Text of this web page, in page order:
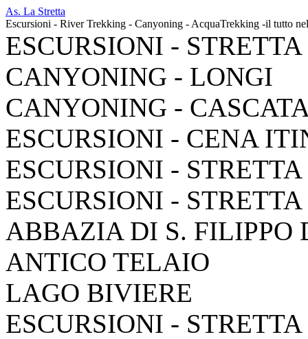
As. La Stretta
Escursioni - River Trekking - Canyoning - AcquaTrekking -il tutto
ESCURSIONI -
CANYONING - LONGI
CANYONING -
ESCURSIONI - CENA
ESCURSIONI -
ESCURSIONI -
ABBAZIA DI S. FILIPPO
ANTICO TELAIO
LAGO BIVIERE
ESCURSIONI -